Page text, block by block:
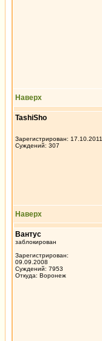
Наверх
TashiSho
Зарегистрирован: 17.10.2011
Суждений: 307
Наверх
Вантус
заблокирован
Зарегистрирован:
09.09.2008
Суждений: 7953
Откуда: Воронеж